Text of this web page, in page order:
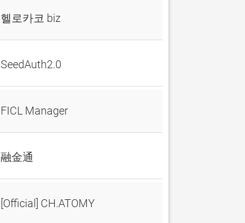
헬로카코 biz
SeedAuth2.0
FICL Manager
融金通
[Official] CH.ATOMY